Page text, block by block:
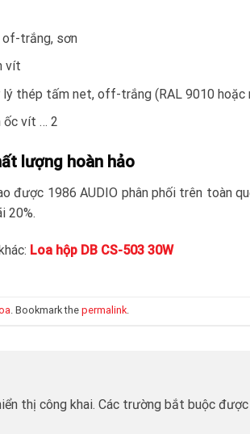
of-trắng, sơn
vít
thép tấm net, off-trắng (RAL 9010 hoặc
ốc vít … 2
lượng hoàn hảo
được 1986 AUDIO phân phối trên toàn
20%.
Loa hộp DB CS-503 30W
. Bookmark the permalink.
thị công khai. Các trường bắt buộc được